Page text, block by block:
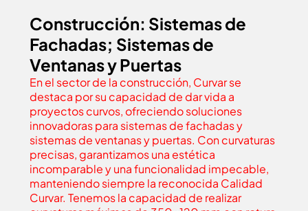
Construcción: Sistemas de
Fachadas; Sistemas de
Ventanas y Puertas
En el sector de la construcción, Curvar se
destaca por su capacidad de dar vida a
proyectos curvos, ofreciendo soluciones
innovadoras para sistemas de fachadas y
sistemas de ventanas y puertas. Con curvaturas
precisas, garantizamos una estética
incomparable y una funcionalidad impecable,
manteniendo siempre la reconocida Calidad
Curvar. Tenemos la capacidad de realizar